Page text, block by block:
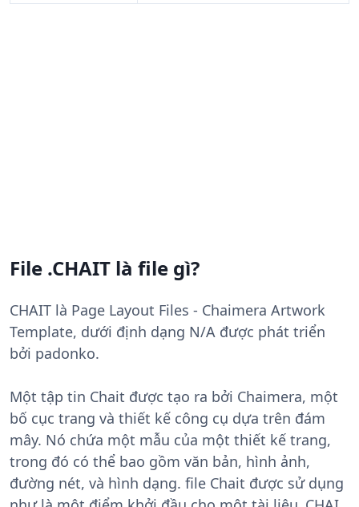
File .CHAIT là file gì?
CHAIT là Page Layout Files - Chaimera Artwork
Template, dưới định dạng N/A được phát triển
bởi padonko.
Một tập tin Chait được tạo ra bởi Chaimera, một
bố cục trang và thiết kế công cụ dựa trên đám
mây. Nó chứa một mẫu của một thiết kế trang,
trong đó có thể bao gồm văn bản, hình ảnh,
đường nét, và hình dạng. file Chait được sử dụng